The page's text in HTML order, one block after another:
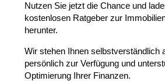
Nutzen Sie jetzt die Chance und
kostenlosen Ratgeber zur
herunter.
Wir stehen Ihnen selbstverständlich
persönlich zur Verfügung und
Optimierung Ihrer Finanzen.